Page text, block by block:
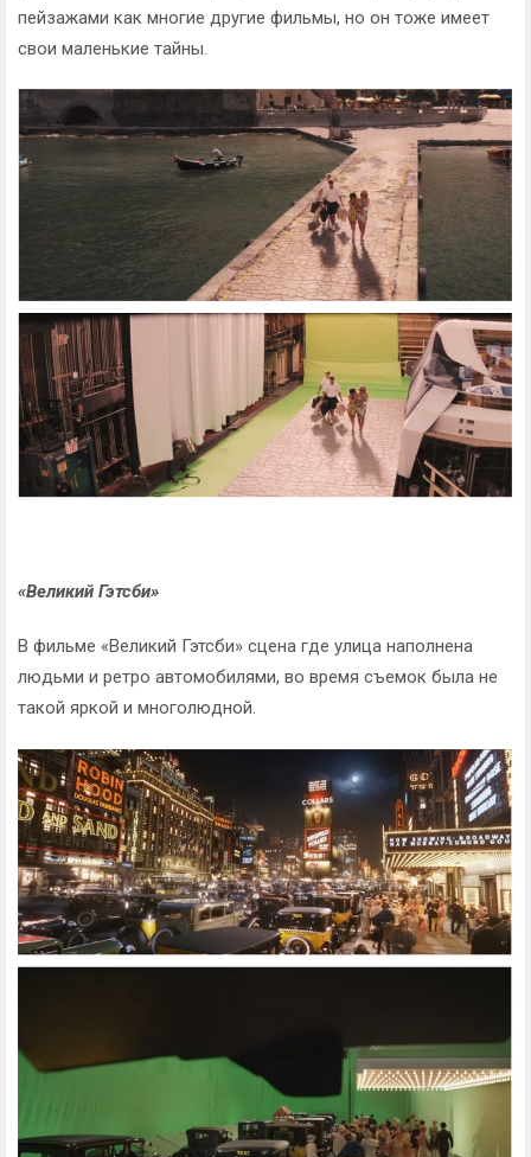
пейзажами как многие другие фильмы, но он тоже имеет
свои маленькие тайны.
«Великий Гэтсби»
В фильме «Великий Гэтсби» сцена где улица наполнена
людьми и ретро автомобилями, во время съемок была не
такой яркой и многолюдной.